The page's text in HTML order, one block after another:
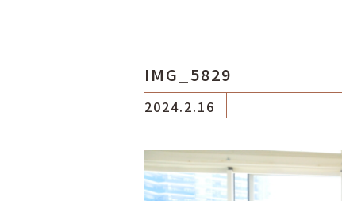
IMG_5829
2024.2.16